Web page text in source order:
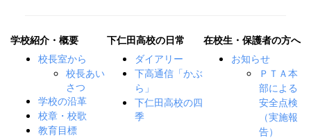
学校紹介・概要
校長室から
校長あい
さつ
学校の沿革
校章・校歌
教育目標
下仁田高校の日常
ダイアリー
下高通信「かぶ
ら」
下仁田高校の四
季
在校生・保護者の方へ
お知らせ
ＰＴＡ本
部による
安全点検
（実施報
告）